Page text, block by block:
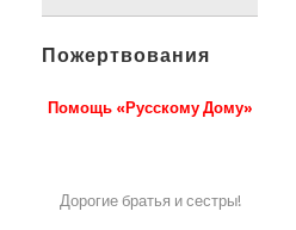
Пожертвования
Помощь «Русскому Дому»
Дорогие братья и сестры!